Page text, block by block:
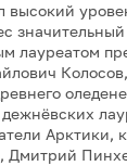
высокий
значительный
лауреатом
Арктики,
Дмитрий